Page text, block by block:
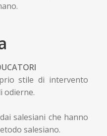
stile di intervento
odierne.
salesiani che hanno
salesiano.